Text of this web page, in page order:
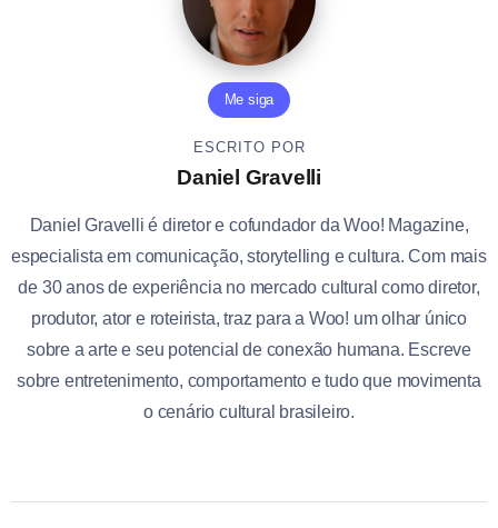
Me siga
ESCRITO POR
Daniel Gravelli
Daniel Gravelli é diretor e cofundador da Woo! Magazine,
especialista em comunicação, storytelling e cultura. Com mais
de 30 anos de experiência no mercado cultural como diretor,
produtor, ator e roteirista, traz para a Woo! um olhar único
sobre a arte e seu potencial de conexão humana. Escreve
sobre entretenimento, comportamento e tudo que movimenta
o cenário cultural brasileiro.